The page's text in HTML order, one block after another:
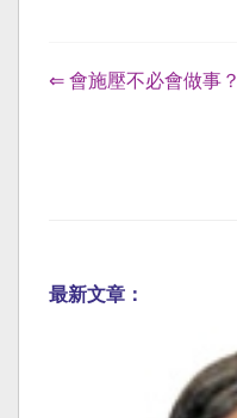
⇐ 會施壓不必會做事？
最新文章：